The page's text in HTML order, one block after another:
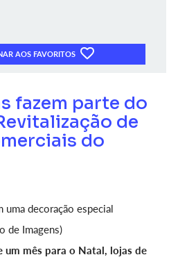
AOS FAVORITOS
fazem parte do
de
do
um mês para o Natal, lojas de